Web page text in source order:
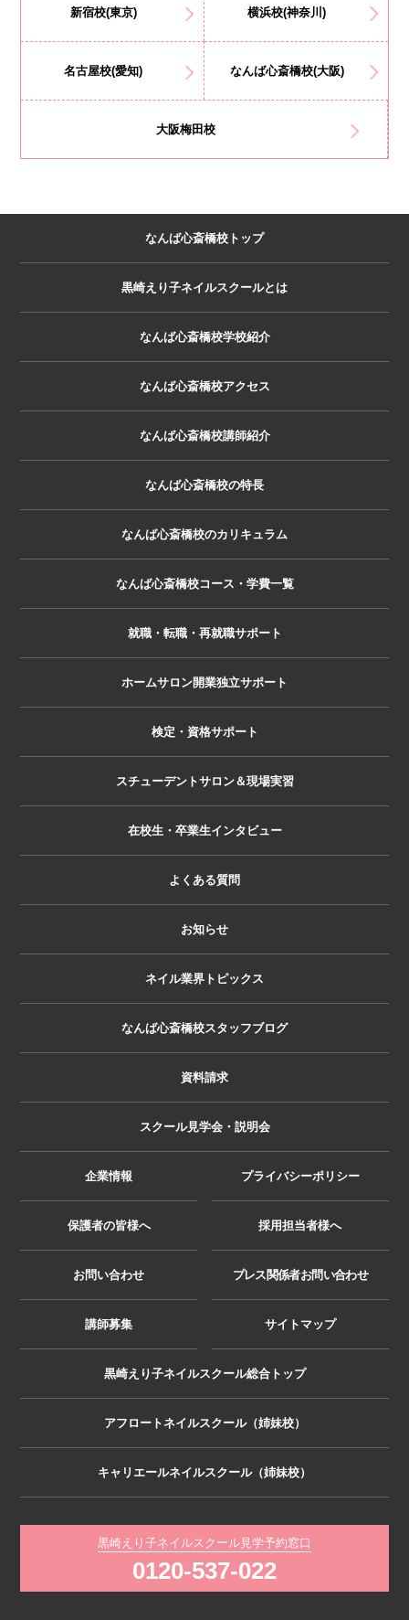
新宿校(東京) 横浜校(神奈川)
名古屋校(愛知) なんば心斎橋校(大阪)
大阪梅田校
なんば心斎橋校トップ
黒崎えり子ネイルスクールとは
なんば心斎橋校学校紹介
なんば心斎橋校アクセス
なんば心斎橋校講師紹介
なんば心斎橋校の特長
なんば心斎橋校のカリキュラム
なんば心斎橋校コース・学費一覧
就職・転職・再就職サポート
ホームサロン開業独立サポート
検定・資格サポート
スチューデントサロン＆現場実習
在校生・卒業生インタビュー
よくある質問
お知らせ
ネイル業界トピックス
なんば心斎橋校スタッフブログ
資料請求
スクール見学会・説明会
企業情報 プライバシーポリシー
保護者の皆様へ 採用担当者様へ
お問い合わせ プレス関係者お問い合わせ
講師募集 サイトマップ
黒崎えり子ネイルスクール総合トップ
アフロートネイルスクール（姉妹校）
キャリエールネイルスクール（姉妹校）
黒崎えり子ネイルスクール見学予約窓口
0120-537-022